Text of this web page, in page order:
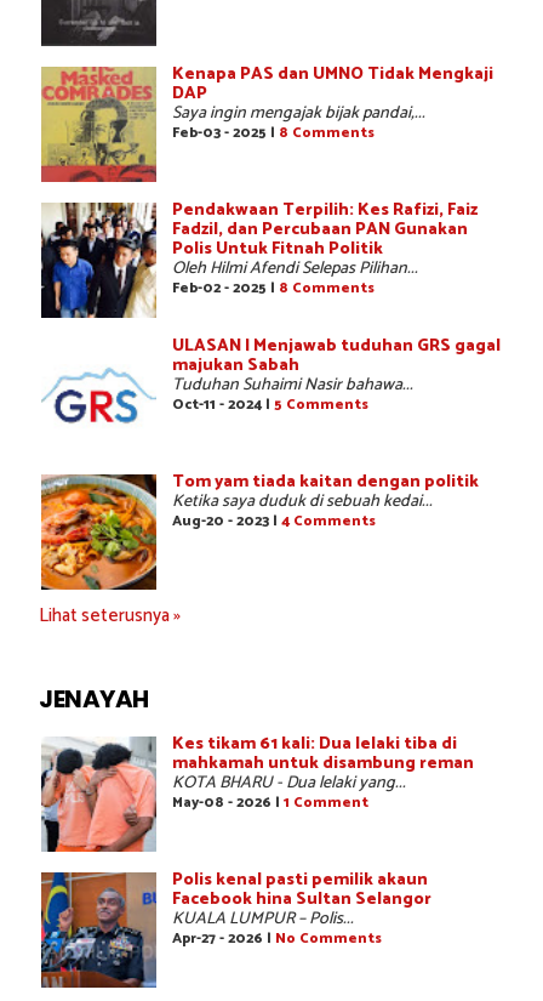
Kenapa PAS dan UMNO Tidak Mengkaji
DAP
Saya ingin mengajak bijak pandai,...
Feb-03 - 2025 | 8 Comments
Pendakwaan Terpilih: Kes Rafizi, Faiz
Fadzil, dan Percubaan PAN Gunakan
Polis Untuk Fitnah Politik
Oleh Hilmi Afendi Selepas Pilihan...
Feb-02 - 2025 | 8 Comments
ULASAN | Menjawab tuduhan GRS gagal
majukan Sabah
Tuduhan Suhaimi Nasir bahawa...
Oct-11 - 2024 | 5 Comments
Tom yam tiada kaitan dengan politik
Ketika saya duduk di sebuah kedai...
Aug-20 - 2023 | 4 Comments
Lihat seterusnya »
JENAYAH
Kes tikam 61 kali: Dua lelaki tiba di
mahkamah untuk disambung reman
KOTA BHARU - Dua lelaki yang...
May-08 - 2026 | 1 Comment
Polis kenal pasti pemilik akaun
Facebook hina Sultan Selangor
KUALA LUMPUR – Polis...
Apr-27 - 2026 | No Comments